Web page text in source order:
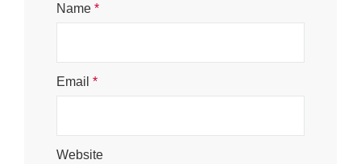
Name *
Email *
Website